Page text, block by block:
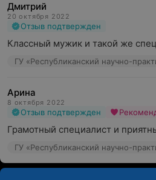
Дмитрий
20 октября 2022
Отзыв подтвержден
Классный мужик и такой же
Арина
8 октября 2022
Отзыв подтвержден
Грамотный специалист и